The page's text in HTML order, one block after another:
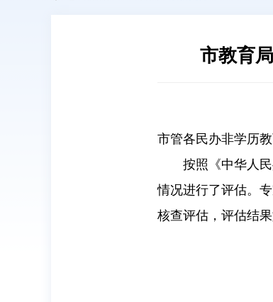
市教育
市管各民办非学历教
按照《中华人
情况进行了评估。
核查评估，评估结果